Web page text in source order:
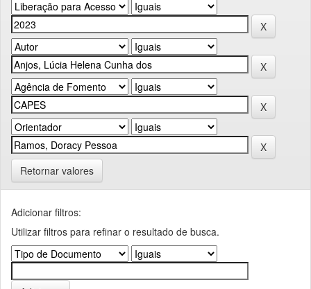
Retornar valores
Adicionar filtros:
Utilizar filtros para refinar o resultado de busca.